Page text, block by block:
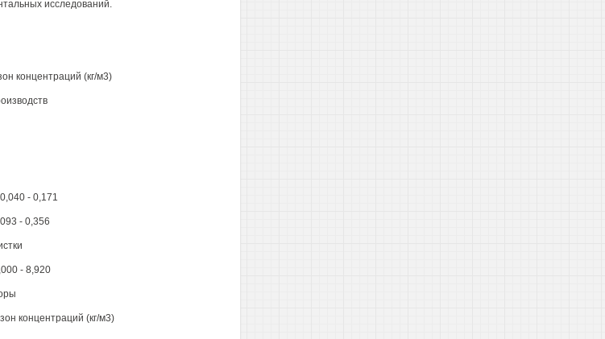
исследований.
концентраций (кг/м3)
- 0,171
- 0,356
- 8,920
концентраций (кг/м3)